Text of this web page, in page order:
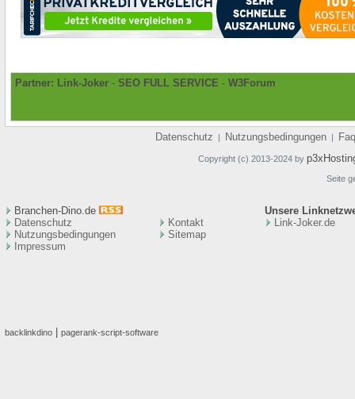
Partner: Link-Joker - SEO FULL SERVICE - W3Forum
Datenschutz | Nutzungsbedingungen | Faq
Copyright (c) 2013-2024 by
Seite
Branchen-Dino.de
Unsere
Datenschutz
Nutzungsbedingungen
Impressum
Kontakt
Sitemap
Link-Joker.de
backlinkdino pagerank-script-software